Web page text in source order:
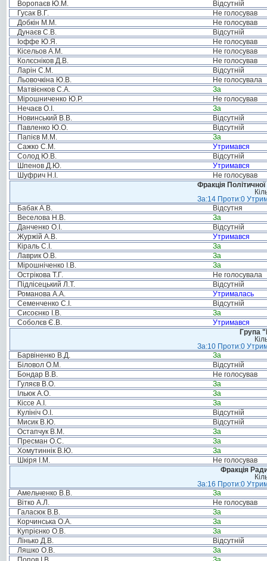
Воропаєв Ю.М.
Відсутній
Гусак В.Г.
Не голосував
Добкін М.М.
Не голосував
Дунаєв С.В.
Відсутній
Іоффе Ю.Я.
Не голосував
Кісельов А.М.
Не голосував
Колєсніков Д.В.
Не голосував
Ларін С.М.
Відсутній
Льовочкіна Ю.В.
Не голосувала
Матвієнков С.А.
За
Мірошниченко Ю.Р.
Не голосував
Нечаєв О.І.
За
Новинський В.В.
Відсутній
Павленко Ю.О.
Відсутній
Папієв М.М.
За
Сажко С.М.
Утримався
Солод Ю.В.
Відсутній
Шпенов Д.Ю.
Утримався
Шуфрич Н.І.
Не голосував
Фракція
За:14 Проти:0
Бабак А.В.
Відсутня
Веселова Н.В.
За
Данченко О.І.
Відсутній
Журжій А.В.
Утримався
Кіраль С.І.
За
Лаврик О.В.
За
Мірошніченко І.В.
За
Острікова Т.Г.
Не голосувала
Підлісецький Л.Т.
Відсутній
Романова А.А.
Утрималась
Семенченко С.І.
Відсутній
Сисоєнко І.В.
За
Соболєв Є.В.
Утримався
Група
За:10 Проти:0
Барвіненко В.Д.
За
Біловол О.М.
Відсутній
Бондар В.В.
Не голосував
Гуляєв В.О.
За
Ільюк А.О.
За
Кіссе А.І.
За
Кулініч О.І.
Відсутній
Мисик В.Ю.
Відсутній
Остапчук В.М.
За
Пресман О.С.
За
Хомутиннік В.Ю.
За
Шкіря І.М.
Не голосував
Фракція
За:16 Проти:0
Амельченко В.В.
За
Вітко А.Л.
Не голосував
Галасюк В.В.
За
Корчинська О.А.
За
Купрієнко О.В.
За
Лінько Д.В.
Відсутній
Ляшко О.В.
За